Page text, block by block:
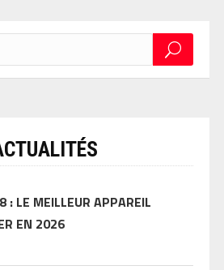
: LE MEILLEUR APPAREIL
EN 2026